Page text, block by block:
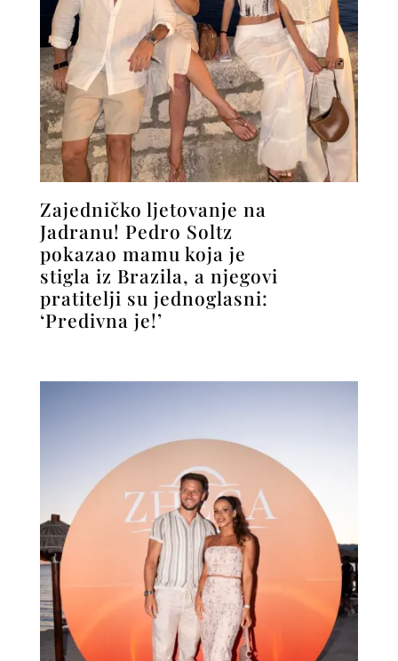
Zajedničko ljetovanje na
Jadranu! Pedro Soltz
pokazao mamu koja je
stigla iz Brazila, a njegovi
pratitelji su jednoglasni:
‘Predivna je!’